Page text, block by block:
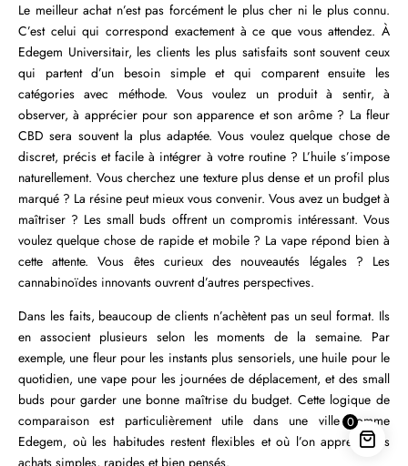
0
Le meilleur achat n’est pas forcément le plus cher ni le plus connu.
C’est celui qui correspond exactement à ce que vous attendez. À
Edegem Universitair, les clients les plus satisfaits sont souvent ceux
qui partent d’un besoin simple et qui comparent ensuite les
catégories avec méthode. Vous voulez un produit à sentir, à
observer, à apprécier pour son apparence et son arôme ? La fleur
CBD sera souvent la plus adaptée. Vous voulez quelque chose de
discret, précis et facile à intégrer à votre routine ? L’huile s’impose
naturellement. Vous cherchez une texture plus dense et un profil plus
marqué ? La résine peut mieux vous convenir. Vous avez un budget à
maîtriser ? Les small buds offrent un compromis intéressant. Vous
voulez quelque chose de rapide et mobile ? La vape répond bien à
cette attente. Vous êtes curieux des nouveautés légales ? Les
cannabinoïdes innovants ouvrent d’autres perspectives.
Dans les faits, beaucoup de clients n’achètent pas un seul format. Ils
en associent plusieurs selon les moments de la semaine. Par
exemple, une fleur pour les instants plus sensoriels, une huile pour le
quotidien, une vape pour les journées de déplacement, et des small
buds pour garder une bonne maîtrise du budget. Cette logique de
comparaison est particulièrement utile dans une ville comme
Edegem, où les habitudes restent flexibles et où l’on apprécie les